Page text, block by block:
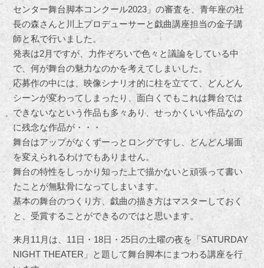
センター舞台脚本コンクール2023」の審査を、青年座の社
長の森さんと川上プロデューサーと戯曲講座担当の金子講
師と私で行いました。
発表は2月ですが、力作ぞろいで色々と議論をしている中
で、何が舞台の魅力なのかを考えてしまいした。
応募作の中には、映像シナリオ的に柱を立てて、どんどん
シーンが変わってしまったり、面白くてもこれは舞台では
できないなという作品も多々あり、せっかくいい作品なの
に残念な作品が・・・
舞台はアップがなくずーっとロングですし、どんどん場面
を変えられるわけでもありません。
舞台の特性をしっかり知った上で描かないと頑張って書い
たことが無駄骨になってしまいます。
基本の舞台のつくり方、戯曲の描き方はマスターしておく
と、受賞することができるのではと思います。
来月11月は、11日・18日・25日の土曜の夜を「SATURDAY
NIGHT THEATER」と題して舞台脚本にまつわる講座を行